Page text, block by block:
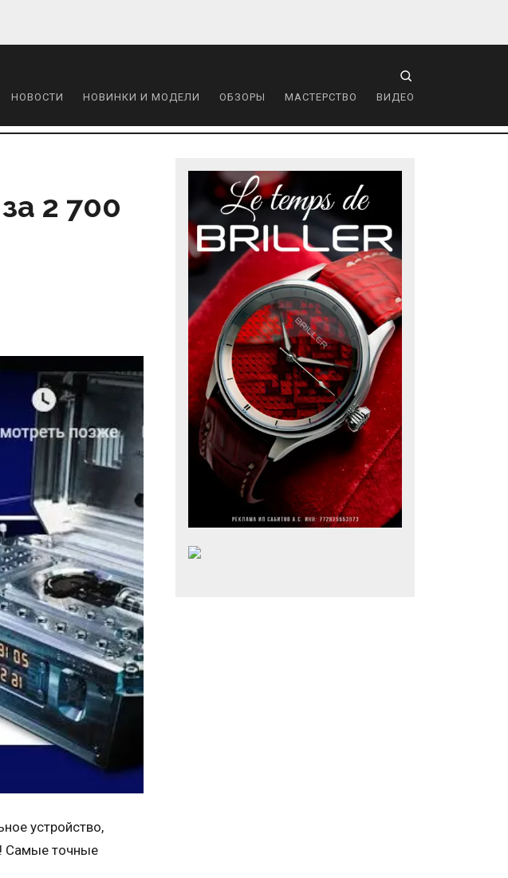
НОВОСТИ НОВИНКИ И МОДЕЛИ ОБЗОРЫ МАСТЕРСТВО ВИДЕО
2 700
устройство,
Самые точные